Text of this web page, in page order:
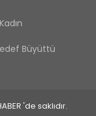
Büyüttü
'de saklıdır.